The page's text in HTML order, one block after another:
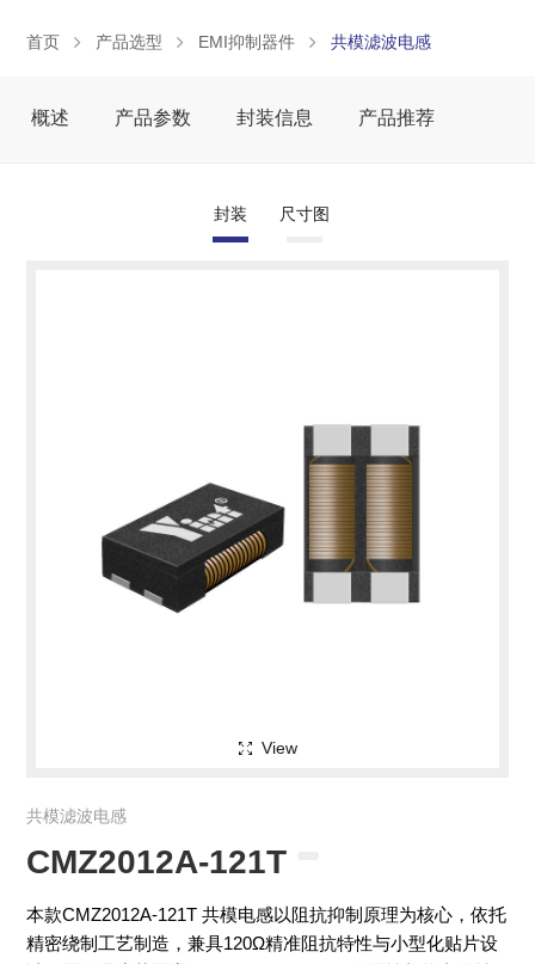
首页 产品选型 EMI抑制器件 共模滤波电感
概述 产品参数 封装信息 产品推荐
封装 尺寸图
View
共模滤波电感
CMZ2012A-121T
本款CMZ2012A-121T 共模电感以阻抗抑制原理为核心，依托
精密绕制工艺制造，兼具120Ω精准阻抗特性与小型化贴片设